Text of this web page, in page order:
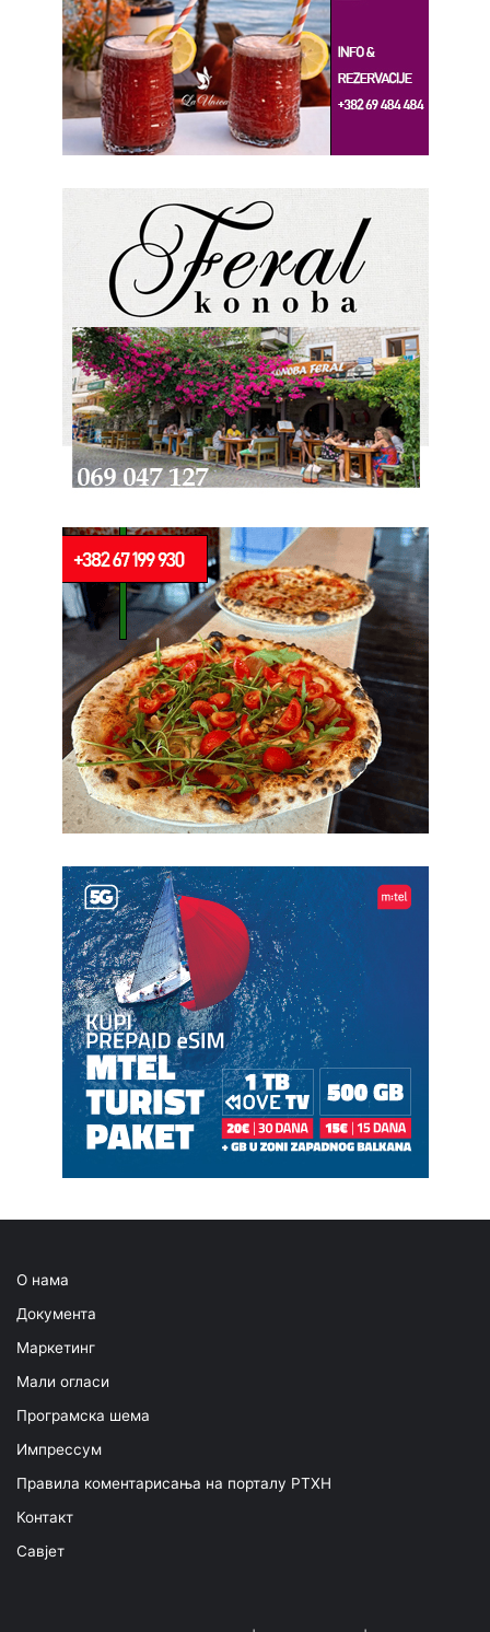
О нама
Документа
Маркетинг
Мали огласи
Програмска шема
Импрессум
Правила коментарисања на порталу РТХН
Контакт
Савјет